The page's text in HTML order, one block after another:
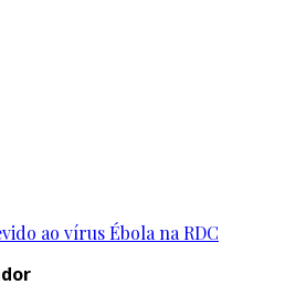
ao vírus Ébola na RDC